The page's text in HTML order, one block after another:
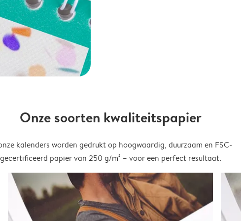
Onze soorten kwaliteitspapier
kalenders worden gedrukt op hoogwaardig, duurzaam en FSC-
gecertificeerd papier van 250 g/m² – voor een perfect resultaat.